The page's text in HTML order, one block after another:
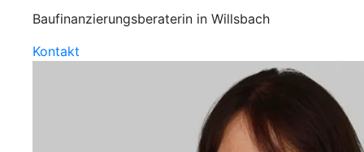
Baufinanzierungsberaterin in Willsbach
Kontakt